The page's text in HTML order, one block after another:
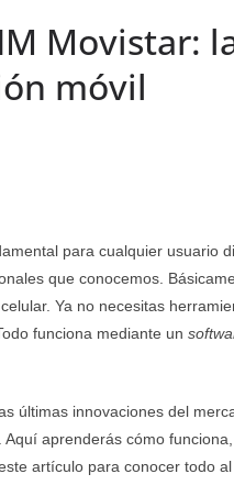
Movistar:
móvil
para cualquier usuario
que conocemos.
Ya no necesitas
funciona mediante un
últimas innovaciones del
aprenderás cómo
artículo para conocer todo al